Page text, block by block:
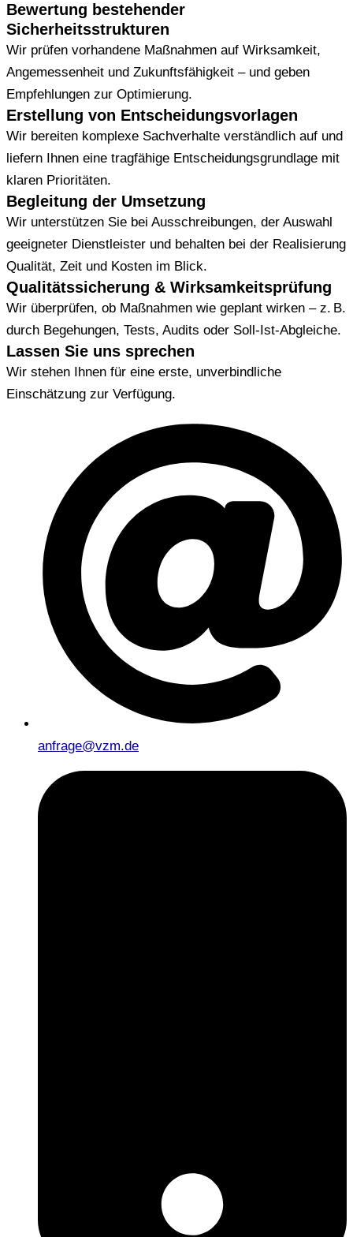
Bewertung bestehender
Sicherheitsstrukturen
Wir prüfen vorhandene Maßnahmen auf Wirksamkeit,
Angemessenheit und Zukunftsfähigkeit – und geben
Empfehlungen zur Optimierung.
Erstellung von Entscheidungsvorlagen
Wir bereiten komplexe Sachverhalte verständlich auf und
liefern Ihnen eine tragfähige Entscheidungsgrundlage mit
klaren Prioritäten.
Begleitung der Umsetzung
Wir unterstützen Sie bei Ausschreibungen, der Auswahl
geeigneter Dienstleister und behalten bei der Realisierung
Qualität, Zeit und Kosten im Blick.
Qualitätssicherung & Wirksamkeitsprüfung
Wir überprüfen, ob Maßnahmen wie geplant wirken – z. B.
durch Begehungen, Tests, Audits oder Soll-Ist-Abgleiche.
Lassen Sie uns sprechen
Wir stehen Ihnen für eine erste, unverbindliche
Einschätzung zur Verfügung.
anfrage@vzm.de